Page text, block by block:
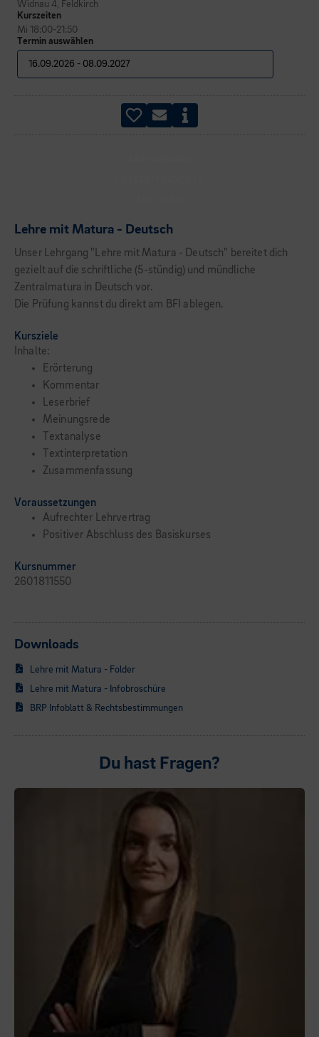
Widnau 4, Feldkirch
Termin auswählen
Kurszeiten
Mi 18:00-21:50
Lehre mit Matura - Deutsch
Unser Lehrgang "Lehre mit Matura - Deutsch" bereitet dich
gezielt auf die schriftliche (5-stündig) und mündliche
Zentralmatura in Deutsch vor.
Die Prüfung kannst du direkt am BFI ablegen.
Kursziele
Inhalte:
Erörterung
Kommentar
Leserbrief
Meinungsrede
Textanalyse
Textinterpretation
Zusammenfassung
Voraussetzungen
Aufrechter Lehrvertrag
Positiver Abschluss des Basiskurses
Kursnummer
2601811550
Downloads
Lehre mit Matura - Folder
Lehre mit Matura - Infobroschüre
BRP Infoblatt & Rechtsbestimmungen
Du hast Fragen?